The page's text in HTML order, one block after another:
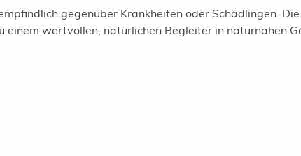
gegenüber Krankheiten oder Schädlingen.
einem wertvollen, natürlichen Begleiter in naturnahen